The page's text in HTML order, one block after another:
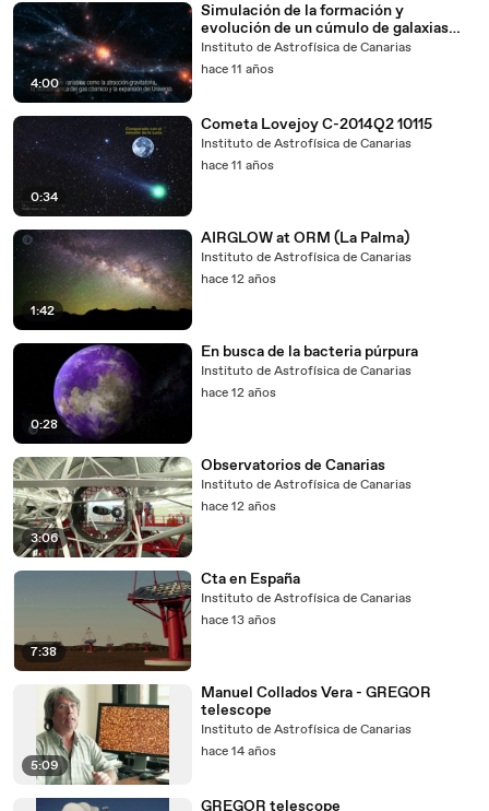
4:00
Simulación de la formación y
evolución de un cúmulo de galaxias
con el supercomputador “Teide-HPC”
Instituto de Astrofísica de Canarias
hace 11 años
0:34
Cometa Lovejoy C-2014Q2 10115
Instituto de Astrofísica de Canarias
hace 11 años
1:42
AIRGLOW at ORM (La Palma)
Instituto de Astrofísica de Canarias
hace 12 años
0:28
En busca de la bacteria púrpura
Instituto de Astrofísica de Canarias
hace 12 años
3:06
Observatorios de Canarias
Instituto de Astrofísica de Canarias
hace 12 años
7:38
Cta en España
Instituto de Astrofísica de Canarias
hace 13 años
5:09
Manuel Collados Vera - GREGOR
telescope
Instituto de Astrofísica de Canarias
hace 14 años
GREGOR telescope